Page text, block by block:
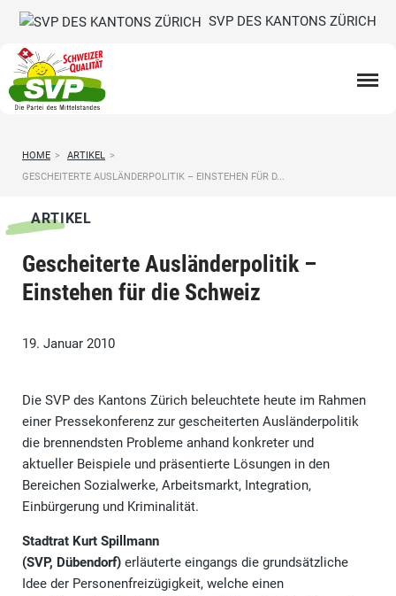
SVP DES KANTONS ZÜRICH
HOME > ARTIKEL >
GESCHEITERTE AUSLÄNDERPOLITIK – EINSTEHEN FÜR D...
ARTIKEL
Gescheiterte Ausländerpolitik –
Einstehen für die Schweiz
19. Januar 2010
Die SVP des Kantons Zürich beleuchtete heute im Rahmen
einer Pressekonferenz zur gescheiterten Ausländerpolitik
die brennendsten Probleme anhand konkreter und
aktueller Beispiele und präsentierte Lösungen in den
Bereichen Sozialwerke, Arbeitsmarkt, Integration,
Einbürgerung und Kriminalität.
Stadtrat Kurt Spillmann
(SVP, Dübendorf) erläuterte eingangs die grundsätzliche
Idee der Personenfreizügigkeit, welche einen